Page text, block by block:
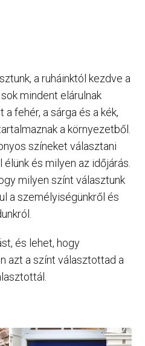
a ruháinktól kezdve a
mindent elárulnak
a fehér, a sárga és a kék,
a környezetből.
színeket választani
és milyen az időjárás.
milyen színt választunk
a személyiségünkről és
és lehet, hogy
azt a színt választottad a